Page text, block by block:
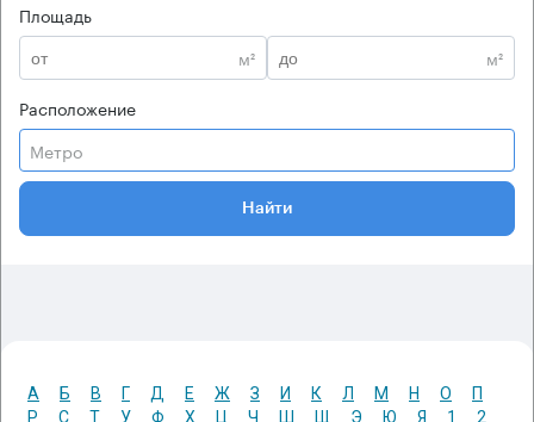
Площадь
м²
м²
Расположение
Метро
Найти
А Б В Г Д Е Ж З И К Л М Н О
П
Р
С Т У Ф Х Ц Ч Ш Щ Э Ю Я 1
2